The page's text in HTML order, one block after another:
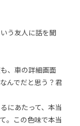
う友人に話を聞
、車の詳細画面
んでだと思う？君
にあたって、本当
。この色味で本当